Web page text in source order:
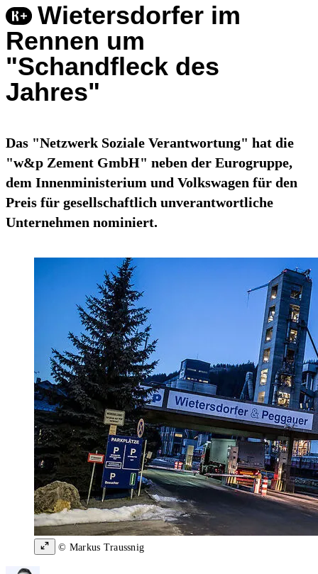
Wietersdorfer im
Rennen um
"Schandfleck des
Jahres"
Das "Netzwerk Soziale Verantwortung" hat die
"w&p Zement GmbH" neben der Eurogruppe,
dem Innenministerium und Volkswagen für den
Preis für gesellschaftlich unverantwortliche
Unternehmen nominiert.
© Markus Traussnig